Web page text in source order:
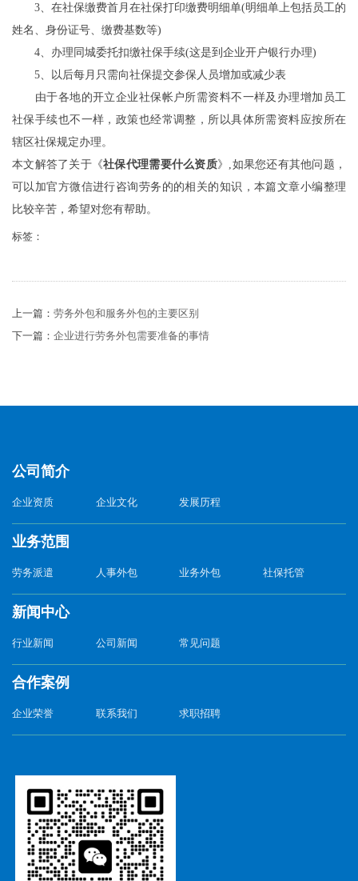
3、在社保缴费首月在社保打印缴费明细单(明细单上包括员工的
姓名、身份证号、缴费基数等)
4、办理同城委托扣缴社保手续(这是到企业开户银行办理)
5、以后每月只需向社保提交参保人员增加或减少表
由于各地的开立企业社保帐户所需资料不一样及办理增加员工
社保手续也不一样，政策也经常调整，所以具体所需资料应按所在
辖区社保规定办理。
本文解答了关于《社保代理需要什么资质》,如果您还有其他问题，
可以加官方微信进行咨询劳务的的相关的知识，本篇文章小编整理
比较辛苦，希望对您有帮助。
标签：
上一篇： 劳务外包和服务外包的主要区别
下一篇： 企业进行劳务外包需要准备的事情
公司简介
企业资质 企业文化 发展历程
业务范围
劳务派遣 人事外包 业务外包 社保托管
新闻中心
行业新闻 公司新闻 常见问题
合作案例
企业荣誉 联系我们 求职招聘